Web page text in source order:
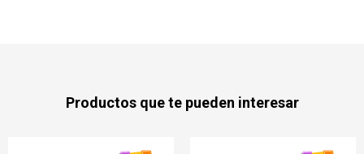
Productos que te pueden interesar